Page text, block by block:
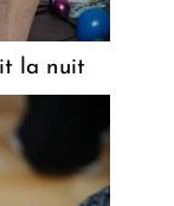
la nuit